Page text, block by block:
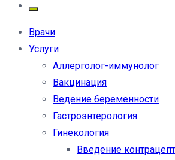
Врачи
Услуги
Аллерголог-иммунолог
Вакцинация
Ведение беременности
Гастроэнтерология
Гинекология
Введение